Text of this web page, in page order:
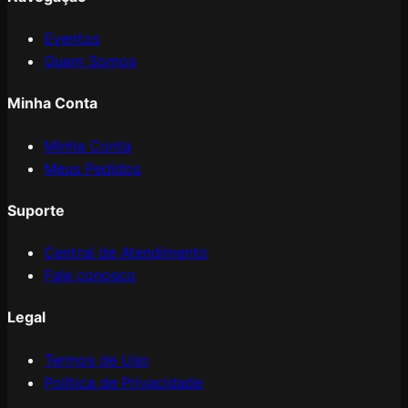
Eventos
Quem Somos
Minha Conta
Minha Conta
Meus Pedidos
Suporte
Central de Atendimento
Fale conosco
Legal
Termos de Uso
Política de Privacidade